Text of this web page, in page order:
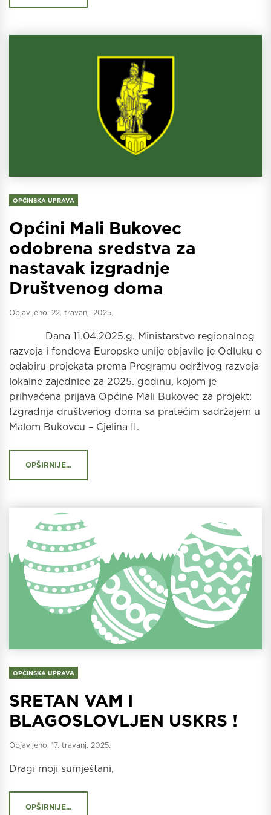
OPĆINSKA UPRAVA
Općini Mali Bukovec
odobrena sredstva za
nastavak izgradnje
Društvenog doma
Objavljeno: 22. travanj. 2025.
Dana 11.04.2025.g. Ministarstvo regionalnog
razvoja i fondova Europske unije objavilo je Odluku o
odabiru projekata prema Programu održivog razvoja
lokalne zajednice za 2025. godinu, kojom je
prihvaćena prijava Općine Mali Bukovec za projekt:
Izgradnja društvenog doma sa pratećim sadržajem u
Malom Bukovcu – Cjelina II.
OPŠIRNIJE...
OPĆINSKA UPRAVA
SRETAN VAM I
BLAGOSLOVLJEN USKRS !
Objavljeno: 17. travanj. 2025.
Dragi moji sumještani,
OPŠIRNIJE...